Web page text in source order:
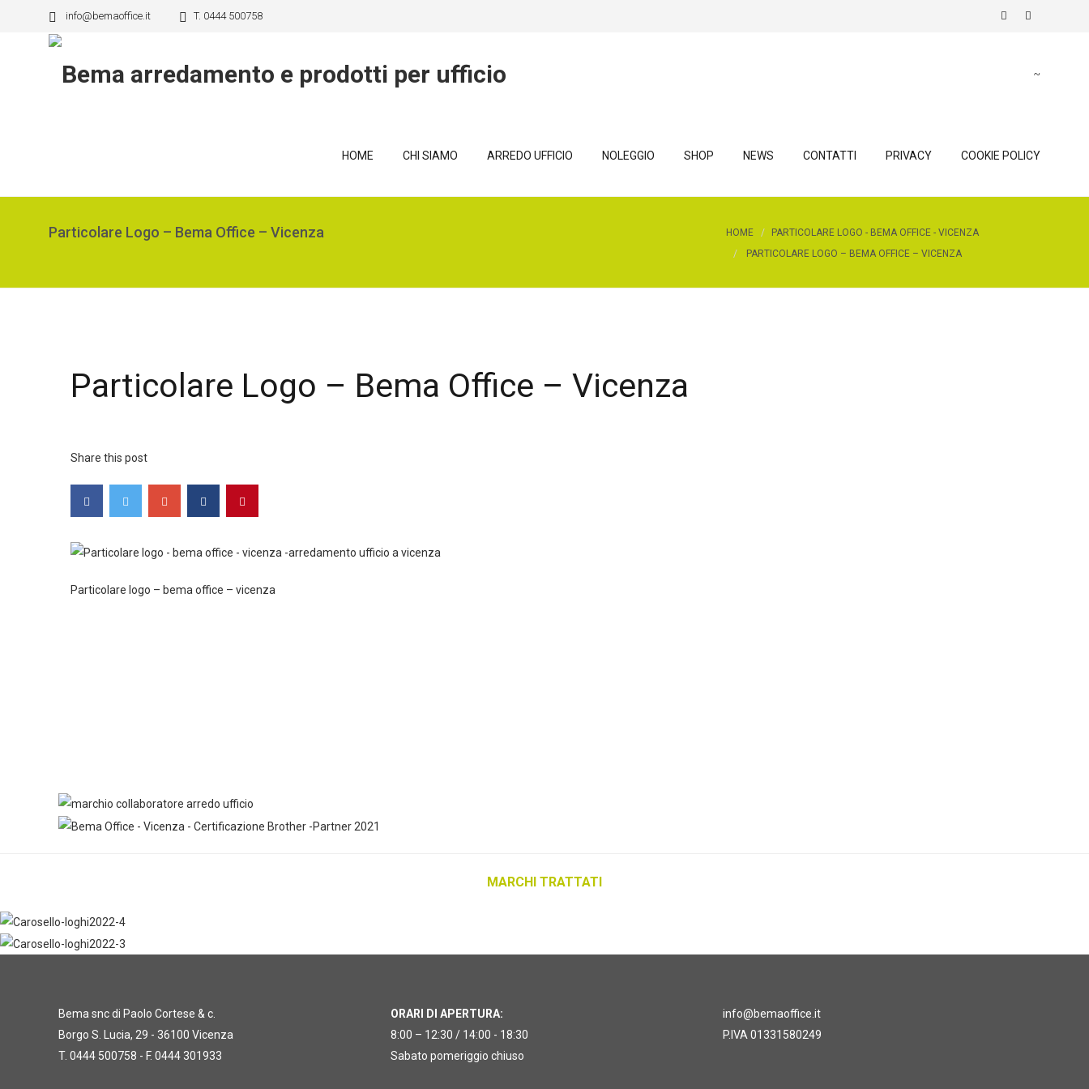
info@bemaoffice.it T. 0444 500758
HOME CHI SIAMO ARREDO UFFICIO NOLEGGIO SHOP NEWS CONTATTI PRIVACY COOKIE POLICY
Particolare Logo – Bema Office – Vicenza HOME
PARTICOLARE LOGO - BEMA OFFICE - VICENZA
PARTICOLARE LOGO – BEMA OFFICE – VICENZA
Particolare Logo – Bema Office – Vicenza
Share this post
Particolare logo – bema office – vicenza
MARCHI TRATTATI
Bema snc di Paolo Cortese & c.
Borgo S. Lucia, 29 - 36100 Vicenza
T. 0444 500758 - F. 0444 301933
ORARI DI APERTURA:
8:00 – 12:30 / 14:00 - 18:30
Sabato pomeriggio chiuso
info@bemaoffice.it
P.IVA 01331580249